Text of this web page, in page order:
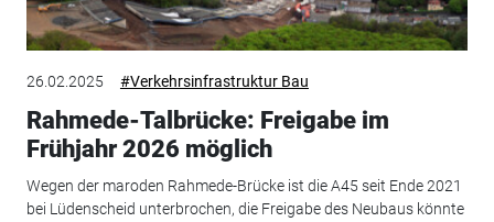
26.02.2025 #Verkehrsinfrastruktur Bau
Rahmede-Talbrücke: Freigabe im
Frühjahr 2026 möglich
Wegen der maroden Rahmede-Brücke ist die A45 seit Ende 2021
bei Lüdenscheid unterbrochen, die Freigabe des Neubaus könnte